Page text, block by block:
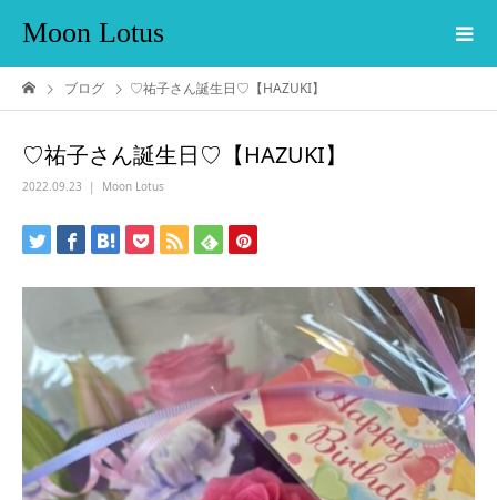
Moon Lotus
ブログ ♡祐子さん誕生日♡【HAZUKI】
♡祐子さん誕生日♡【HAZUKI】
2022.09.23 Moon Lotus